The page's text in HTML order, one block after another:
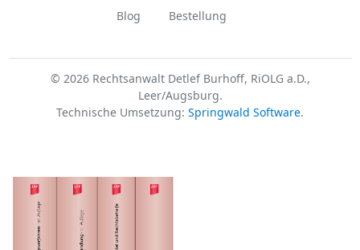
Blog Bestellung
© 2026 Rechtsanwalt Detlef Burhoff, RiOLG a.D.,
Leer/Augsburg.
Technische Umsetzung: Springwald Software.